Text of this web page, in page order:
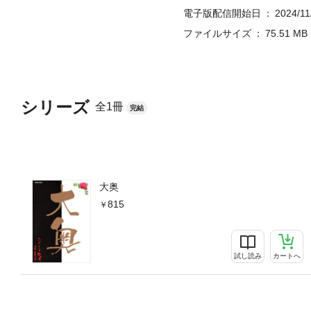
シリーズ 全1冊 完結
大奥
815
試し読み カートへ
電子版配信開始日
2024/
ファイルサイズ
75.51 MB